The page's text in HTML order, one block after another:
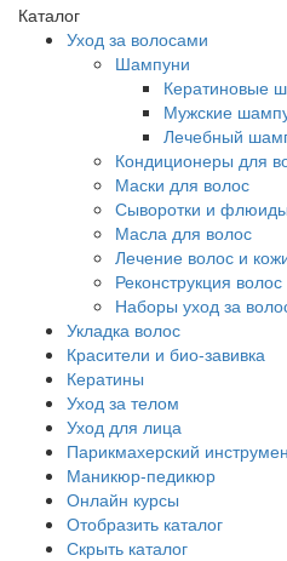
Каталог
Уход за волосами
Шампуни
Кератиновые
Мужские
Лечебный
Кондиционеры для
Маски для волос
Сыворотки и флюиды
Масла для волос
Лечение волос и
Реконструкция волос
Наборы уход за
Укладка волос
Красители и био-завивка
Кератины
Уход за телом
Уход для лица
Парикмахерский
Маникюр-педикюр
Онлайн курсы
Отобразить каталог
Скрыть каталог